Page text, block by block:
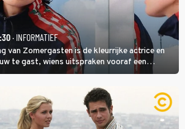
· INFORMATIEF
van Zomergasten is de kleurrijke actrice en
te gast, wiens uitspraken vooraf een
'Mijn ideale televisieavond is zoals mijn
absurd en vol angsten'.